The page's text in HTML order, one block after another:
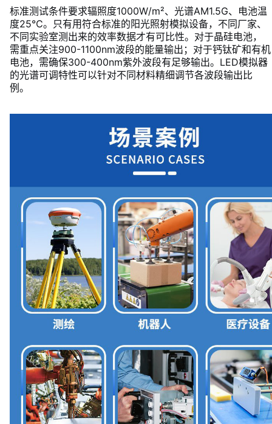
标准测试条件要求辐照度1000W/m²、光谱AM1.5G、电池温
度25℃。只有用符合标准的阳光照射模拟设备，不同厂家、
不同实验室测出来的效率数据才有可比性。对于晶硅电池，
需重点关注900-1100nm波段的能量输出；对于钙钛矿和有机
电池，需确保300-400nm紫外波段有足够输出。LED模拟器
的光谱可调特性可以针对不同材料精细调节各波段输出比
例。